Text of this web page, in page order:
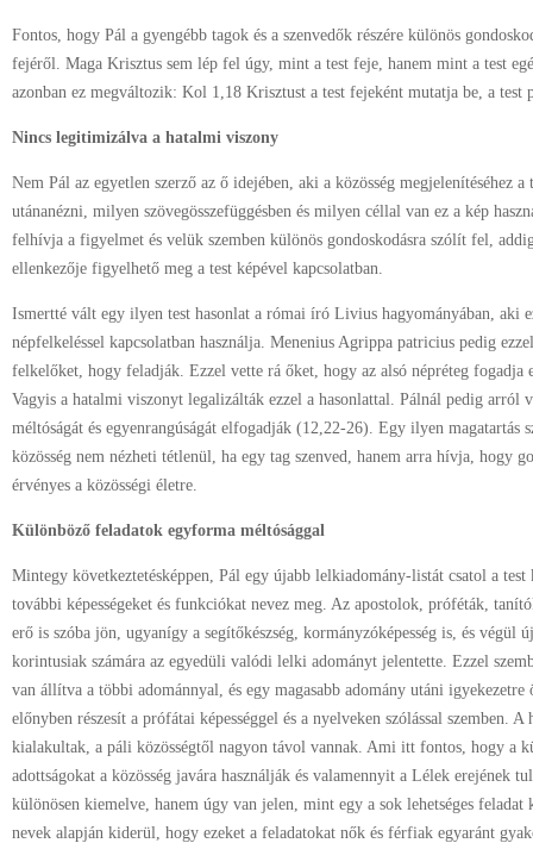
Fontos, hogy Pál a gyengébb tagok és a szenvedők részére különös
fejéről. Maga Krisztus sem lép fel úgy, mint a test feje, hanem mint a test
azonban ez megváltozik: Kol 1,18 Krisztust a test fejeként mutatja be, a test
Nincs legitimizálva a hatalmi viszony
Nem Pál az egyetlen szerző az ő idejében, aki a közösség megjelenítéséhez a
utánanézni, milyen szövegösszefüggésben és milyen céllal van ez a kép
felhívja a figyelmet és velük szemben különös gondoskodásra szólít fel,
ellenkezője figyelhető meg a test képével kapcsolatban.
Ismertté vált egy ilyen test hasonlat a római író Livius hagyományában, aki
népfelkeléssel kapcsolatban használja. Menenius Agrippa patricius pedig
felkelőket, hogy feladják. Ezzel vette rá őket, hogy az alsó népréteg fogadja
Vagyis a hatalmi viszonyt legalizálták ezzel a hasonlattal. Pálnál pedig arról
méltóságát és egyenrangúságát elfogadják (12,22-26). Egy ilyen magatartás
közösség nem nézheti tétlenül, ha egy tag szenved, hanem arra hívja, hogy
érvényes a közösségi életre.
Különböző feladatok egyforma méltósággal
Mintegy következtetésképpen, Pál egy újabb lelkiadomány-listát csatol a test
további képességeket és funkciókat nevez meg. Az apostolok, próféták,
erő is szóba jön, ugyanígy a segítőkészség, kormányzóképesség is, és végül
korintusiak számára az egyedüli valódi lelki adományt jelentette. Ezzel
van állítva a többi adománnyal, és egy magasabb adomány utáni
előnyben részesít a prófátai képességgel és a nyelveken szólással szemben.
kialakultak, a páli közösségtől nagyon távol vannak. Ami itt fontos, hogy a
adottságokat a közösség javára használják és valamennyit a Lélek erejének
különösen kiemelve, hanem úgy van jelen, mint egy a sok lehetséges
nevek alapján kiderül, hogy ezeket a feladatokat nők és férfiak egyaránt